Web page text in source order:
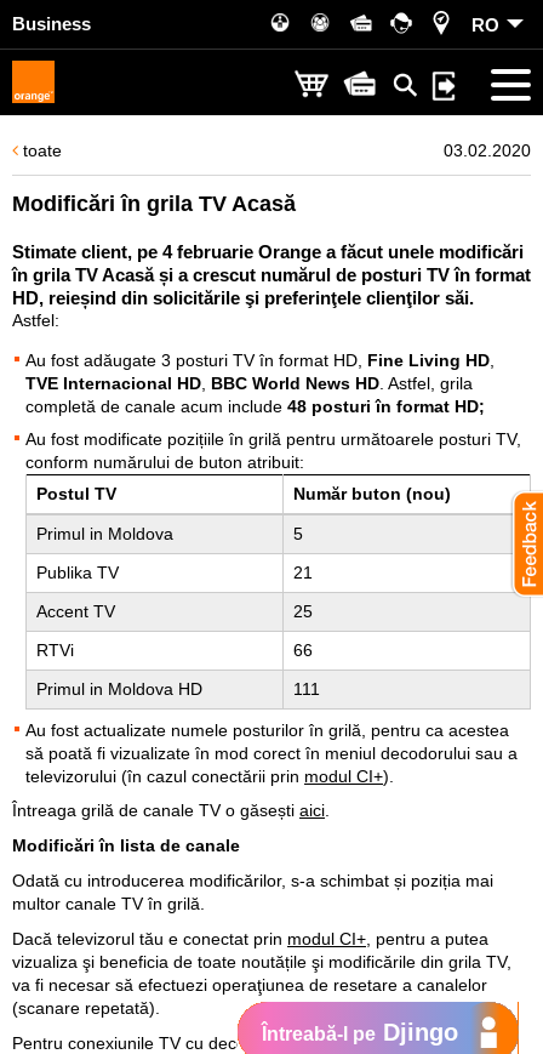
Business RO
toate 03.02.2020
Modificări în grila TV Acasă
Stimate client, pe 4 februarie Orange a făcut unele modificări
în grila TV Acasă și a crescut numărul de posturi TV în format
HD, reieșind din solicitările şi preferinţele clienţilor săi.
Astfel:
Au fost adăugate 3 posturi TV în format HD, Fine Living HD
TVE Internacional HD BBC World News HD . Astfel, grila
completă de canale acum include 48 posturi în format HD;
Au fost modificate pozițiile în grilă pentru următoarele posturi TV,
conform numărului de buton atribuit:
Postul TV
Număr buton (nou)
Primul in Moldova
5
Publika TV
21
Accent TV
25
RTVi
66
Primul in Moldova HD
111
Au fost actualizate numele posturilor în grilă, pentru ca acestea
să poată fi vizualizate în mod corect în meniul decodorului sau a
televizorului (în cazul conectării prin modul CI+).
Întreaga grilă de canale TV o găsești aici
Modificări în lista de canale
Odată cu introducerea modificărilor, s-a schimbat și poziția mai
multor canale TV în grilă.
Dacă televizorul tău e conectat prin modul CI+ , pentru a putea
vizualiza şi beneficia de toate noutățile şi modificările din grila TV,
va fi necesar să efectuezi operaţiunea de resetare a canalelor
(scanare repetată).
Pentru conexiunile TV cu decodorTV Box HD, în mod normal,
Întreabă-l pe Djingo